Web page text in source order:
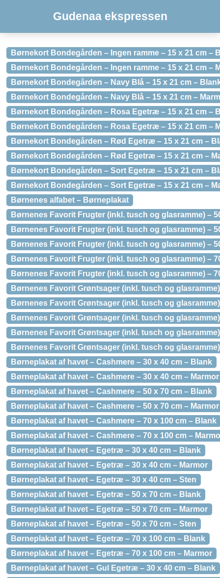
Gudenaa ekspressen
Børnekort Bondegården – Ingen ramme – 15 x 21 cm –
Børnekort Bondegården – Ingen ramme – 15 x 21 cm –
Børnekort Bondegården – Navy Blå – 15 x 21 cm –
Børnekort Bondegården – Navy Blå – 15 x 21 cm –
Børnekort Bondegården – Rosa Egetræ – 15 x 21 cm –
Børnekort Bondegården – Rosa Egetræ – 15 x 21 cm –
Børnekort Bondegården – Rød Egetræ – 15 x 21 cm –
Børnekort Bondegården – Rød Egetræ – 15 x 21 cm –
Børnekort Bondegården – Sort Egetræ – 15 x 21 cm –
Børnekort Bondegården – Sort Egetræ – 15 x 21 cm –
Børnenes alfabet – Børneplakat
Børnenes Favorit Frugter (inkl. tusch og glasramme) –
Børnenes Favorit Frugter (inkl. tusch og glasramme) –
Børnenes Favorit Frugter (inkl. tusch og glasramme) –
Børnenes Favorit Frugter (inkl. tusch og glasramme) –
Børnenes Favorit Frugter (inkl. tusch og glasramme) –
Børnenes Favorit Grøntsager (inkl. tusch og
Børnenes Favorit Grøntsager (inkl. tusch og
Børnenes Favorit Grøntsager (inkl. tusch og
Børnenes Favorit Grøntsager (inkl. tusch og
Børnenes Favorit Grøntsager (inkl. tusch og
Børneplakat af havet – Cashmere – 30 x 40 cm – Blank
Børneplakat af havet – Cashmere – 30 x 40 cm – Marmor
Børneplakat af havet – Cashmere – 50 x 70 cm – Blank
Børneplakat af havet – Cashmere – 50 x 70 cm – Marmor
Børneplakat af havet – Cashmere – 70 x 100 cm – Blank
Børneplakat af havet – Cashmere – 70 x 100 cm –
Børneplakat af havet – Egetræ – 30 x 40 cm – Blank
Børneplakat af havet – Egetræ – 30 x 40 cm – Marmor
Børneplakat af havet – Egetræ – 30 x 40 cm – Sten
Børneplakat af havet – Egetræ – 50 x 70 cm – Blank
Børneplakat af havet – Egetræ – 50 x 70 cm – Marmor
Børneplakat af havet – Egetræ – 50 x 70 cm – Sten
Børneplakat af havet – Egetræ – 70 x 100 cm – Blank
Børneplakat af havet – Egetræ – 70 x 100 cm – Marmor
Børneplakat af havet – Gul Egetræ – 30 x 40 cm – Blank